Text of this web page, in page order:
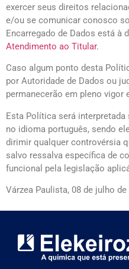
exercer seus direitos
e/ou se comunicar conosco
Encarregado de Dados está à
Atendimento ao Titular.
Caso algum ponto desta
por Autoridade de Dados ou
permanecerão em pleno vigor
Esta Política será
no idioma português, sendo
dirimir qualquer controvérsia
salvo ressalva específica de
funcional pela legislação
Várzea Paulista, 08 de julho de